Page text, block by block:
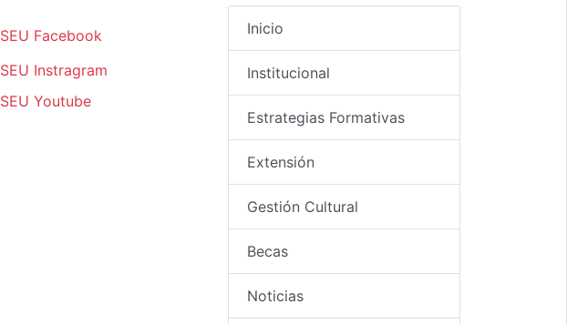
SEU Facebook
SEU Instragram
SEU Youtube
Inicio
Institucional
Estrategias Formativas
Extensión
Gestión Cultural
Becas
Noticias